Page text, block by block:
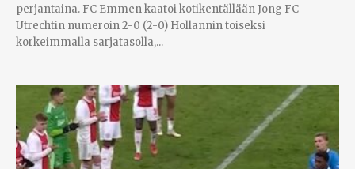
perjantaina. FC Emmen kaatoi kotikentällään Jong FC
Utrechtin numeroin 2-0 (2-0) Hollannin toiseksi
korkeimmalla sarjatasolla,...